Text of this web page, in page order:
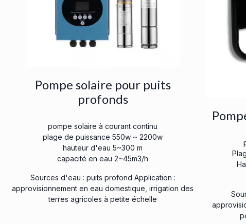
Pompe solaire pour puits
profonds
pompe solaire à courant continu
plage de puissance 550w ~ 2200w
hauteur d'eau 5~300 m
capacité en eau 2~45m3/h
Sources d'eau : puits profond Application :
approvisionnement en eau domestique, irrigation des
terres agricoles à petite échelle